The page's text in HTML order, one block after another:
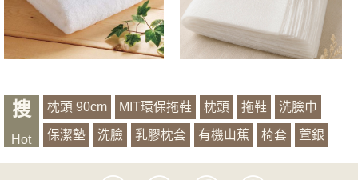
搜
Hot
枕頭 90cm MIT環保拖鞋 枕頭 拖鞋 洗臉巾
保潔墊 洗臉 乳膠枕套 有機山蕉 椅套 萱銀
浴袍 記憶